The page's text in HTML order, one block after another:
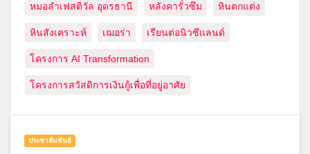
หมอลำเฟสติวัล อุดรธานี หลังคารั่วซึม หินตกแต่ง
หินสังเคราะห์ เฌอร่า เรียนต่อนิวซีแลนด์
โครงการ AI Transformation
โครงการสวัสดิการเงินกู้เพื่อที่อยู่อาศัย
ประชาสัมพันธ์